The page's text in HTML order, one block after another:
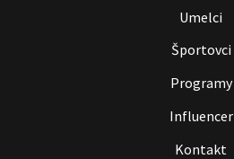
Umelci
Športovci
Programy
Influencer
Kontakt